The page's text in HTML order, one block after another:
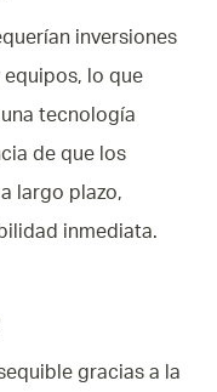
inversiones
lo que
tecnología
de que los
largo plazo,
inmediata.
gracias a la